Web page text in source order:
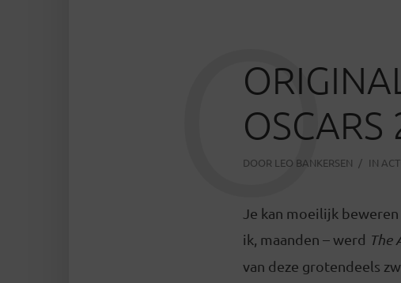
OSCARS
DOOR LEO BANKERSEN IN
O
Je kan moeilijk beweren
ik, maanden – werd The
van deze grotendeels